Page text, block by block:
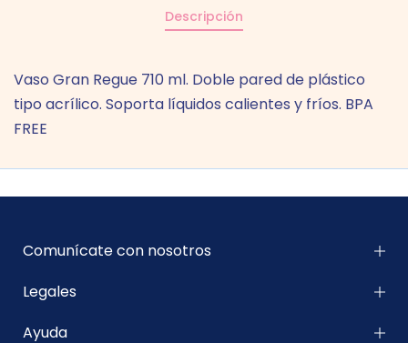
Descripción
Vaso Gran Regue 710 ml. Doble pared de plástico
tipo acrílico. Soporta líquidos calientes y fríos. BPA
FREE
Comunícate con nosotros
Legales
Ayuda